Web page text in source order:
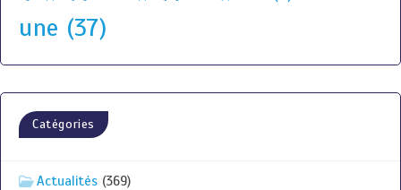
une (37)
Catégories
Actualités (369)